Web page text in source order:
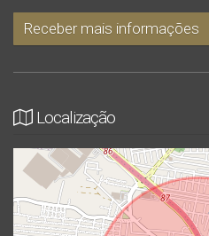
Um imóvel pensado para quem
elegância e qualidade, além
valorização.
Receber mais informações
Localização